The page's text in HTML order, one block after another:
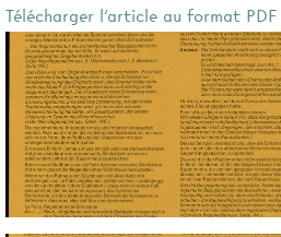
Télécharger l'article au format PDF